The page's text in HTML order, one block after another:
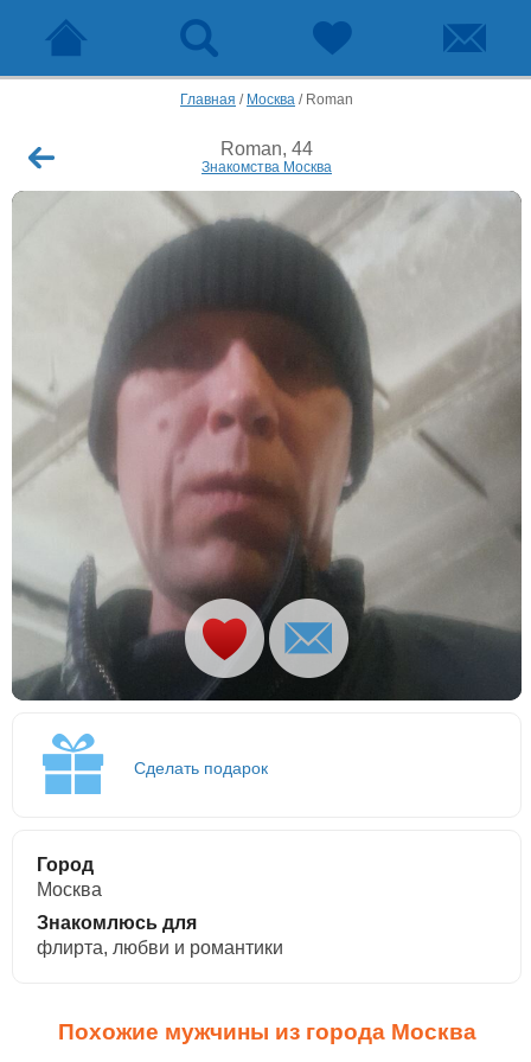
Главная / Москва / Roman
Roman, 44
Знакомства Москва
Сделать подарок
Город
Москва
Знакомлюсь для
флирта, любви и романтики
Похожие мужчины из города Москва